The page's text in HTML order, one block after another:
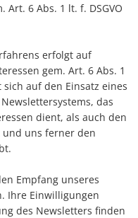
6 Abs. 1 lt. f. DSGVO
erfolgt auf
gem. Art. 6 Abs. 1
sich auf den Einsatz eines
das
dient, als auch den
uns ferner den
Empfang unseres
Ihre Einwilligungen
des Newsletters finden